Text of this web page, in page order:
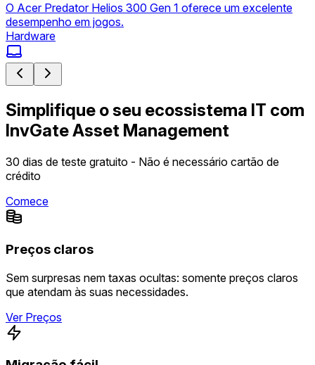
O Acer Predator Helios 300 Gen 1 oferece um excelente
desempenho em jogos.
Hardware
Simplifique o seu ecossistema IT com
InvGate Asset Management
30 dias de teste gratuito - Não é necessário cartão de
crédito
Comece
Preços claros
Sem surpresas nem taxas ocultas: somente preços claros
que atendam às suas necessidades.
Ver Preços